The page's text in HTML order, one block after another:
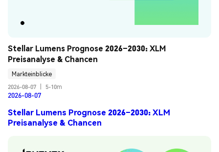
Stellar Lumens Prognose 2026–2030: XLM
Preisanalyse & Chancen
Markteinblicke
2026-08-07
5-10m
2026-08-07
Stellar Lumens Prognose 2026–2030: XLM
Preisanalyse & Chancen